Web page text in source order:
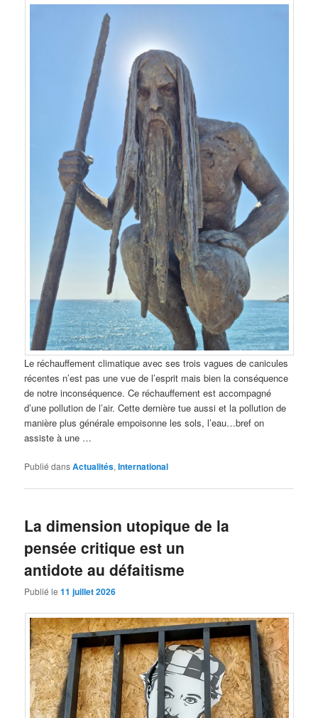
Le réchauffement climatique avec ses trois vagues de canicules
récentes n’est pas une vue de l’esprit mais bien la conséquence
de notre inconséquence. Ce réchauffement est accompagné
d’une pollution de l’air. Cette dernière tue aussi et la pollution de
manière plus générale empoisonne les sols, l’eau…bref on
assiste à une …
Publié dansActualités,International
La dimension utopique de la
pensée critique est un
antidote au défaitisme
Publié le11 juillet 2026